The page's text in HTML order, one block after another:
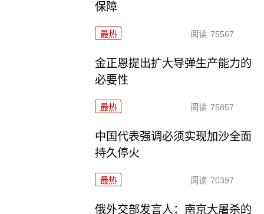
保障
最热 阅读 75567
金正恩提出扩大导弹生产能力的
必要性
最热 阅读 75857
中国代表强调必须实现加沙全面
持久停火
最热 阅读 70397
俄外交部发言人：南京大屠杀的